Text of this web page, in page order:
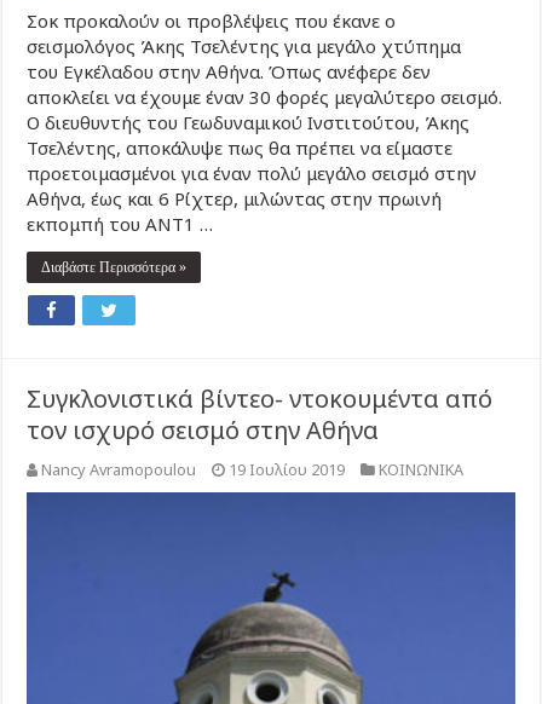
Σοκ προκαλούν οι προβλέψεις που έκανε ο
σεισμολόγος Άκης Τσελέντης για μεγάλο χτύπημα
του Εγκέλαδου στην Αθήνα. Όπως ανέφερε δεν
αποκλείει να έχουμε έναν 30 φορές μεγαλύτερο σεισμό.
Ο διευθυντής του Γεωδυναμικού Ινστιτούτου, Άκης
Τσελέντης, αποκάλυψε πως θα πρέπει να είμαστε
προετοιμασμένοι για έναν πολύ μεγάλο σεισμό στην
Αθήνα, έως και 6 Ρίχτερ, μιλώντας στην πρωινή
εκπομπή του ANT1 …
Διαβάστε Περισσότερα »
Συγκλονιστικά βίντεο- ντοκουμέντα από
τον ισχυρό σεισμό στην Αθήνα
Nancy Avramopoulou 19 Ιουλίου 2019 ΚΟΙΝΩΝΙΚΑ